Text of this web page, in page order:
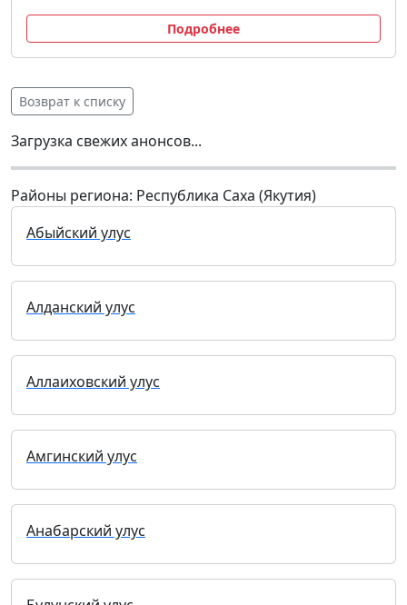
Подробнее
Возврат к списку
Загрузка свежих анонсов...
Районы региона: Республика Саха (Якутия)
Абыйский улус
Алданский улус
Аллаиховский улус
Амгинский улус
Анабарский улус